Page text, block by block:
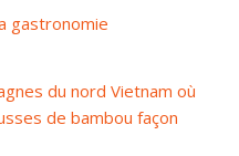
gastronomie
du nord Vietnam où
de bambou façon